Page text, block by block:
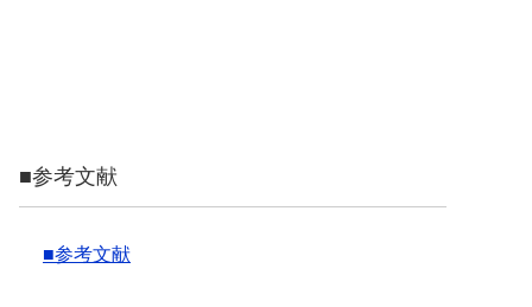
■参考文献
■参考文献